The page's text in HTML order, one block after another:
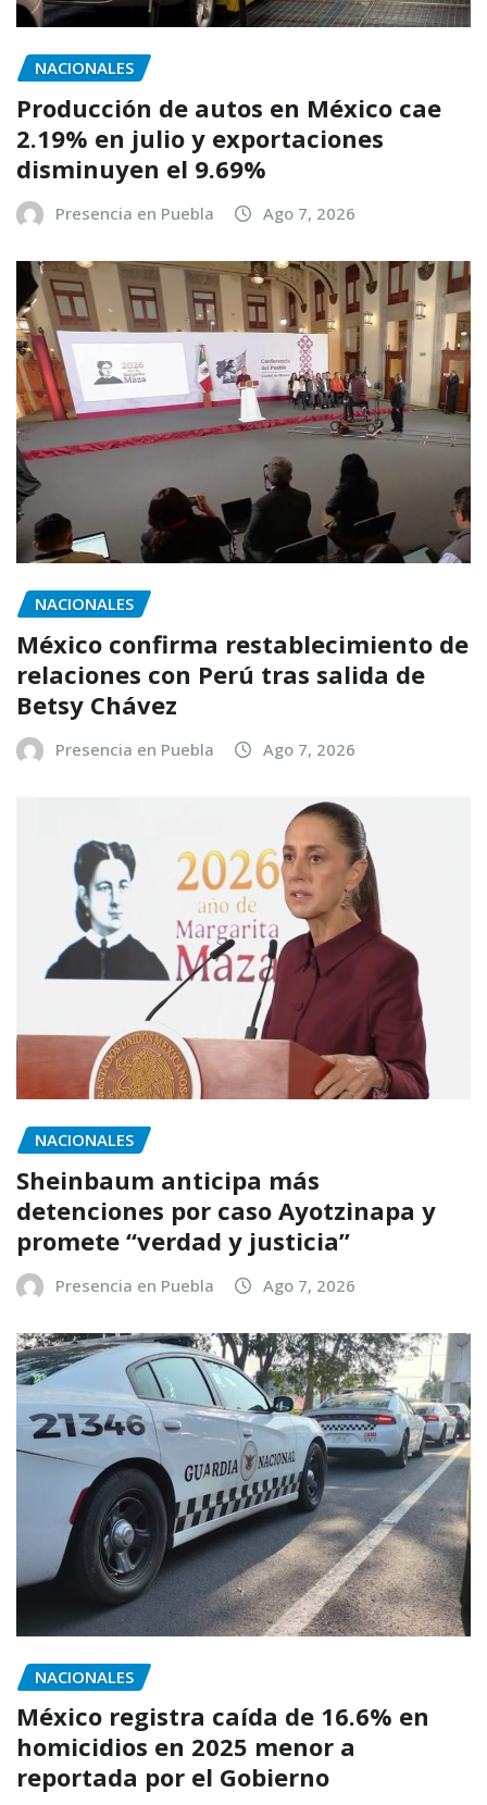
NACIONALES
Producción de autos en México cae
2.19% en julio y exportaciones
disminuyen el 9.69%
Presencia en Puebla Ago 7, 2026
NACIONALES
México confirma restablecimiento de
relaciones con Perú tras salida de
Betsy Chávez
Presencia en Puebla Ago 7, 2026
NACIONALES
Sheinbaum anticipa más
detenciones por caso Ayotzinapa y
promete “verdad y justicia”
Presencia en Puebla Ago 7, 2026
NACIONALES
México registra caída de 16.6% en
homicidios en 2025 menor a
reportada por el Gobierno